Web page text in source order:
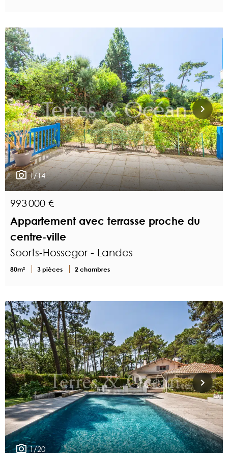
1/14
993 000 €
Appartement avec terrasse proche du
centre-ville
Soorts-Hossegor - Landes
80m² 3 pièces 2 chambres
1/20